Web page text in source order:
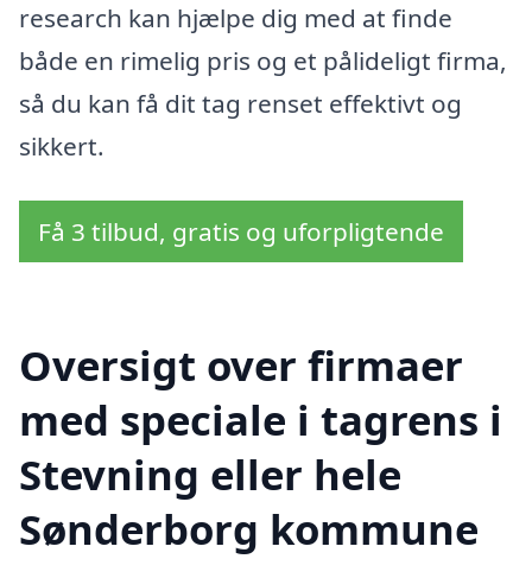
research kan hjælpe dig med at finde
både en rimelig pris og et pålideligt firma,
så du kan få dit tag renset effektivt og
sikkert.
Få 3 tilbud, gratis og uforpligtende
Oversigt over firmaer
med speciale i tagrens i
Stevning eller hele
Sønderborg kommune